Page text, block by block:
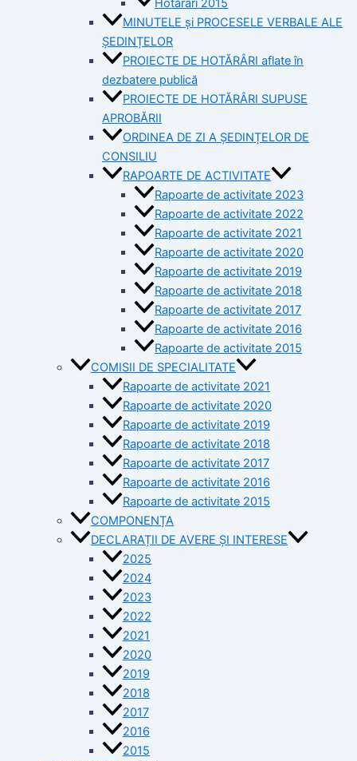
MINUTELE și PROCESELE VERBALE ALE
ȘEDINȚELOR
PROIECTE DE HOTĂRÂRI aflate în
dezbatere publică
PROIECTE DE HOTĂRÂRI SUPUSE
APROBĂRII
ORDINEA DE ZI A ȘEDINȚELOR DE
CONSILIU
RAPOARTE DE ACTIVITATE
Rapoarte de activitate 2023
Rapoarte de activitate 2022
Rapoarte de activitate 2021
Rapoarte de activitate 2020
Rapoarte de activitate 2019
Rapoarte de activitate 2018
Rapoarte de activitate 2017
Rapoarte de activitate 2016
Rapoarte de activitate 2015
COMISII DE SPECIALITATE
Rapoarte de activitate 2021
Rapoarte de activitate 2020
Rapoarte de activitate 2019
Rapoarte de activitate 2018
Rapoarte de activitate 2017
Rapoarte de activitate 2016
Rapoarte de activitate 2015
COMPONENȚA
DECLARAȚII DE AVERE ȘI INTERESE
2025
2024
2023
2022
2021
2020
2019
2018
2017
2016
2015